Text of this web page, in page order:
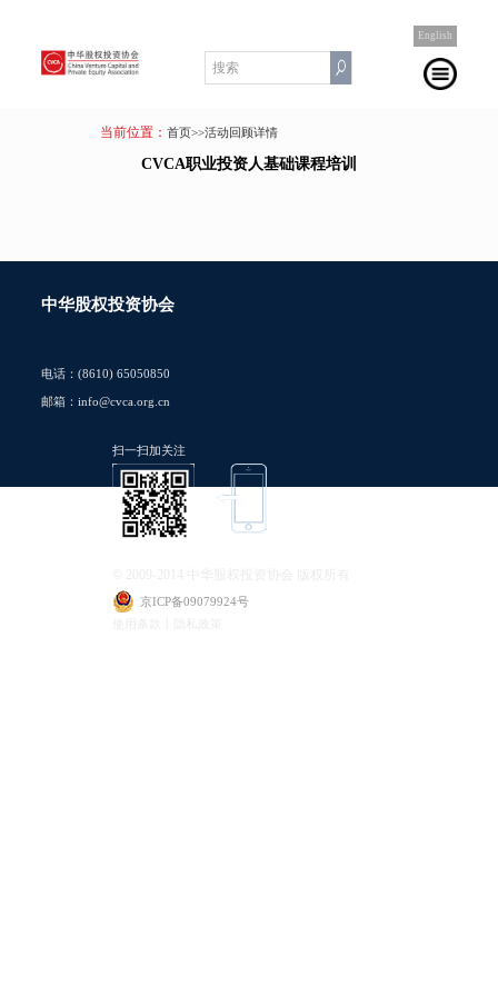
English
当前位置： 首页>>活动回顾详情
CVCA职业投资人基础课程培训
中华股权投资协会
电话：(8610) 65050850
邮箱：info@cvca.org.cn
扫一扫加关注
京ICP备09079924号